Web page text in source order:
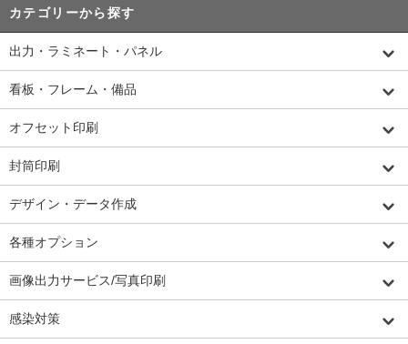
カテゴリーから探す
出力・ラミネート・パネル
看板・フレーム・備品
オフセット印刷
封筒印刷
デザイン・データ作成
各種オプション
画像出力サービス/写真印刷
感染対策